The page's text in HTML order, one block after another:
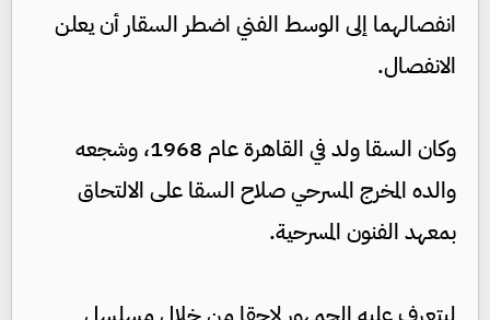
انفصالهما إلى الوسط الفني اضطر السقار أن يعلن
الانفصال.
وكان السقا ولد في القاهرة عام 1968، وشجعه
والده المخرج المسرحي صلاح السقا على الالتحاق
بمعهد الفنون المسرحية.